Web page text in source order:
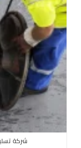
شركة